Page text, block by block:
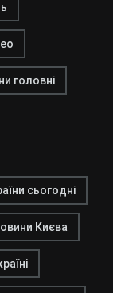
головні
сьогодні
Києва